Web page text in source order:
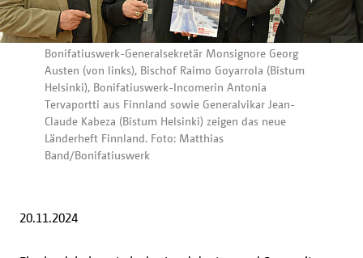
Bonifatiuswerk-Generalsekretär Monsignore Georg
Austen (von links), Bischof Raimo Goyarrola (Bistum
Helsinki), Bonifatiuswerk-Incomerin Antonia
Tervaportti aus Finnland sowie Generalvikar Jean-
Claude Kabeza (Bistum Helsinki) zeigen das neue
Länderheft Finnland. Foto: Matthias
Band/Bonifatiuswerk
20.11.2024